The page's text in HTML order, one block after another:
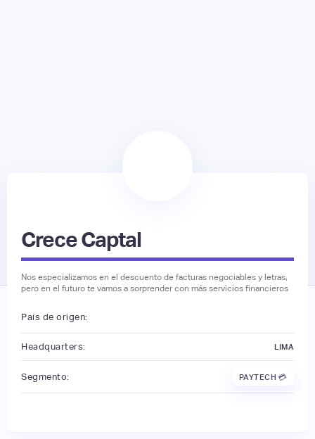
Crece Captal
Nos especializamos en el descuento de facturas negociables y letras,
pero en el futuro te vamos a sorprender con más servicios financieros
País de origen:
Headquarters: LIMA
Segmento: PAYTECH 💳